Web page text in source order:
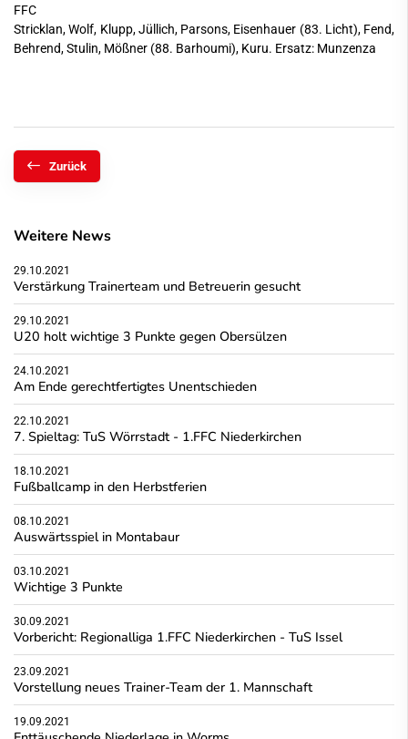
FFC
Stricklan, Wolf, Klupp, Jüllich, Parsons, Eisenhauer (83. Licht), Fend,
Behrend, Stulin, Mößner (88. Barhoumi), Kuru. Ersatz: Munzenza
Zurück
Weitere News
29.10.2021
Verstärkung Trainerteam und Betreuerin gesucht
29.10.2021
U20 holt wichtige 3 Punkte gegen Obersülzen
24.10.2021
Am Ende gerechtfertigtes Unentschieden
22.10.2021
7. Spieltag: TuS Wörrstadt - 1.FFC Niederkirchen
18.10.2021
Fußballcamp in den Herbstferien
08.10.2021
Auswärtsspiel in Montabaur
03.10.2021
Wichtige 3 Punkte
30.09.2021
Vorbericht: Regionalliga 1.FFC Niederkirchen - TuS Issel
23.09.2021
Vorstellung neues Trainer-Team der 1. Mannschaft
19.09.2021